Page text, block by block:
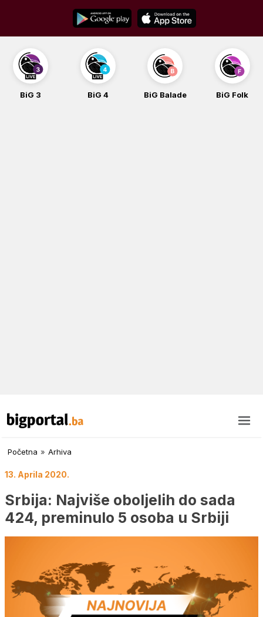
content
BiG 3 BiG 4 BiG Balade BiG Folk
Početna » Arhiva
13. Aprila 2020.
Srbija: Najviše oboljelih do sada
424, preminulo 5 osoba u Srbiji